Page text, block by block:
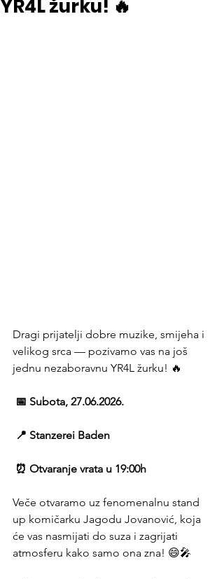
YR4L žurku! 🔥
Dragi prijatelji dobre muzike, smijeha i
velikog srca — pozivamo vas na još
jednu nezaboravnu YR4L žurku! 🔥
📅 Subota, 27.06.2026.
📍 Stanzerei Baden
⏰ Otvaranje vrata u 19:00h
Veče otvaramo uz fenomenalnu stand
up komičarku Jagodu Jovanović, koja
će vas nasmijati do suza i zagrijati
atmosferu kako samo ona zna! 😄🎤